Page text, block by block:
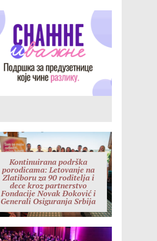
Kontinuirana podrška
porodicama: Letovanje na
Zlatiboru za 90 roditelja i
dece kroz partnerstvo
Fondacije Novak Đoković i
Generali Osiguranja Srbija